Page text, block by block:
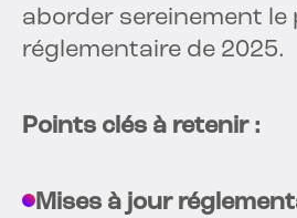
aborder sereinement le
réglementaire de 2025.
Points clés à retenir :
Mises à jour